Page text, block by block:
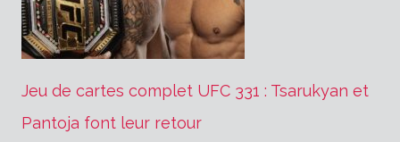
Jeu de cartes complet UFC 331 : Tsarukyan et
Pantoja font leur retour